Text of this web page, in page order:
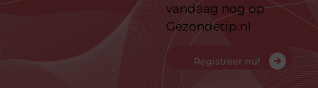
vandaag nog op
Gezondetip.nl
Registreer nu!